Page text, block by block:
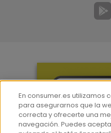
En consumer.es utilizamos
para asegurarnos que la
correcta y ofrecerte una
navegación. Puedes